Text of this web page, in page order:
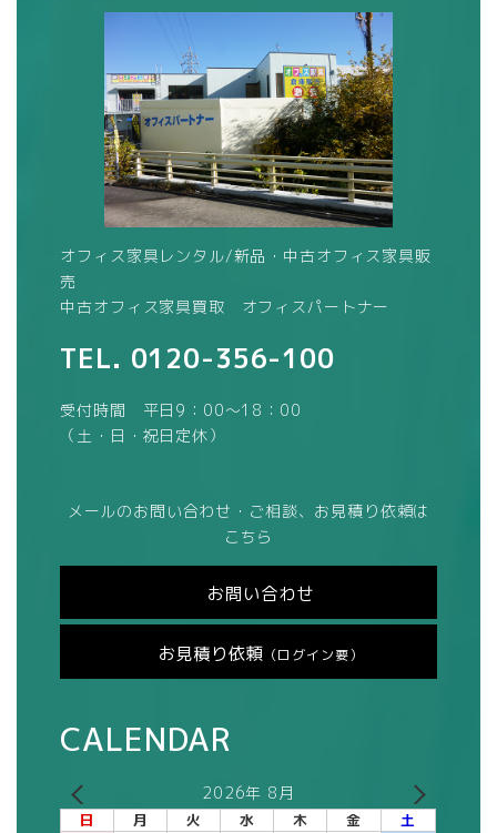
オフィス家具レンタル/新品・中古オフィス家具販
売
中古オフィス家具買取 オフィスパートナー
TEL. 0120-356-100
受付時間 平日9：00～18：00
（土・日・祝日定休）
メールのお問い合わせ・ご相談、お見積り依頼は
こちら
お問い合わせ
お見積り依頼 （ログイン要）
CALENDAR
2026年 8月
日 月 火 水 木 金 土